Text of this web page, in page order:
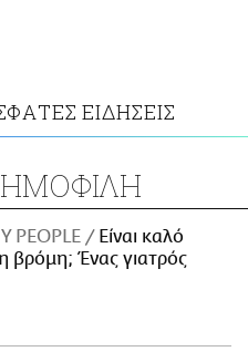
ΕΙΔΗΣΕΙΣ
PEOPLE
Είναι καλό
βρόμη; Ένας γιατρός